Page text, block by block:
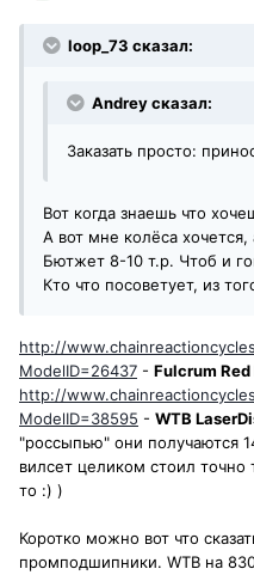
loop_73 сказал:
Andrey сказал:
Заказать просто:
Вот когда знаешь что
А вот мне колёса
Бютжет 8-10 т.р. Чтоб и
Кто что посоветует, из
http://
ModelID=26437 - Fulcrum
http://
ModelID=38595 - WTB
"россыпью" они получаются
вилсет целиком стоил
то :) )
Коротко можно вот что
промподшипники. WTB на